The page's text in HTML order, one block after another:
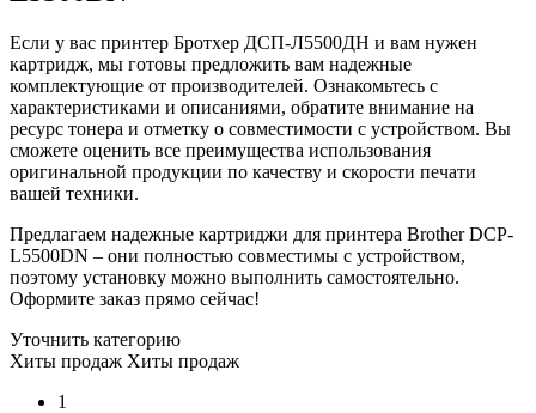
Если у вас принтер Бротхер ДСП-Л5500ДН и вам нужен
картридж, мы готовы предложить вам надежные
комплектующие от производителей. Ознакомьтесь с
характеристиками и описаниями, обратите внимание на
ресурс тонера и отметку о совместимости с устройством. Вы
сможете оценить все преимущества использования
оригинальной продукции по качеству и скорости печати
вашей техники.
Предлагаем надежные картриджи для принтера Brother DCP-
L5500DN – они полностью совместимы с устройством,
поэтому установку можно выполнить самостоятельно.
Оформите заказ прямо сейчас!
Уточнить категорию
Хиты продаж Хиты продаж
1